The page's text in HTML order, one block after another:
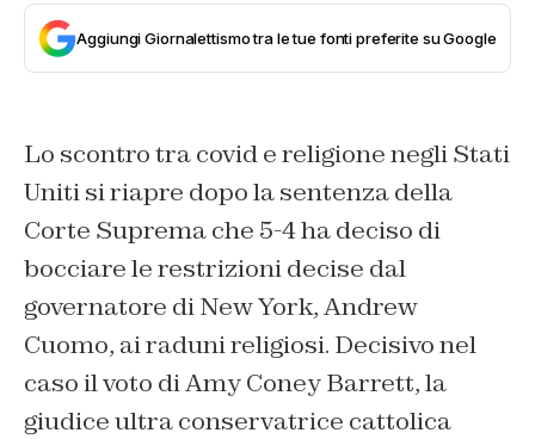
Aggiungi Giornalettismo tra le tue fonti preferite su Google
Lo scontro tra covid e religione negli Stati
Uniti si riapre dopo la sentenza della
Corte Suprema che 5-4 ha deciso di
bocciare le restrizioni decise dal
governatore di New York, Andrew
Cuomo, ai raduni religiosi. Decisivo nel
caso il voto di Amy Coney Barrett, la
giudice ultra conservatrice cattolica